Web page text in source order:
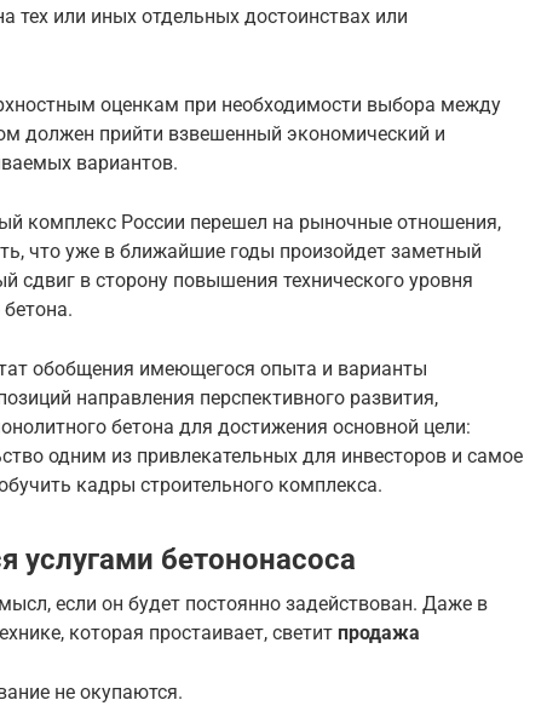
тех или иных отдельных достоинствах или
оценкам при необходимости выбора между
должен прийти взвешенный экономический и
вариантов.
комплекс России перешел на рыночные отношения,
что уже в ближайшие годы произойдет заметный
сдвиг в сторону повышения технического уровня
обобщения имеющегося опыта и варианты
направления перспективного развития,
бетона для достижения основной цели:
одним из привлекательных для инвесторов и самое
кадры строительного комплекса.
услугами бетононасоса
если он будет постоянно задействован. Даже в
которая простаивает, светит продажа
не окупаются.